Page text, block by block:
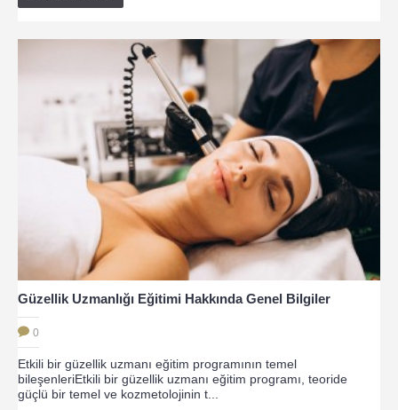
Güzellik Uzmanlığı Eğitimi Hakkında Genel Bilgiler
0
Etkili bir güzellik uzmanı eğitim programının temel
bileşenleriEtkili bir güzellik uzmanı eğitim programı, teoride
güçlü bir temel ve kozmetolojinin t...